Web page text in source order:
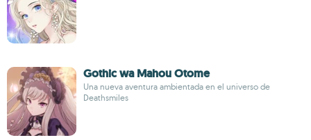
Gothic wa Mahou Otome
Una nueva aventura ambientada en el universo de
Deathsmiles